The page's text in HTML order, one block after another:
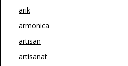
arik
armonica
artisan
artisanat